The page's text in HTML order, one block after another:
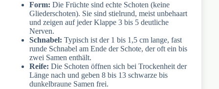
Form: Die Früchte sind echte Schoten (keine
Gliederschoten). Sie sind stielrund, meist unbehaart
und zeigen auf jeder Klappe 3 bis 5 deutliche
Nerven.
Schnabel: Typisch ist der 1 bis 1,5 cm lange, fast
runde Schnabel am Ende der Schote, der oft ein bis
zwei Samen enthält.
Reife: Die Schoten öffnen sich bei Trockenheit der
Länge nach und geben 8 bis 13 schwarze bis
dunkelbraune Samen frei.